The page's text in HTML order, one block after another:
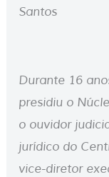
Santos
Durante 16
presidiu o
o ouvidor
jurídico do
vice-diretor